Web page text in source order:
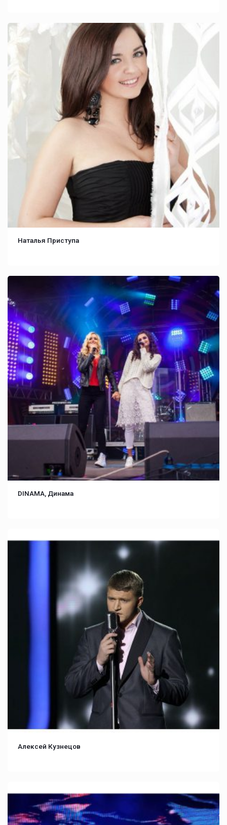
Наталья Приступа
DINAMA, Динама
Алексей Кузнецов